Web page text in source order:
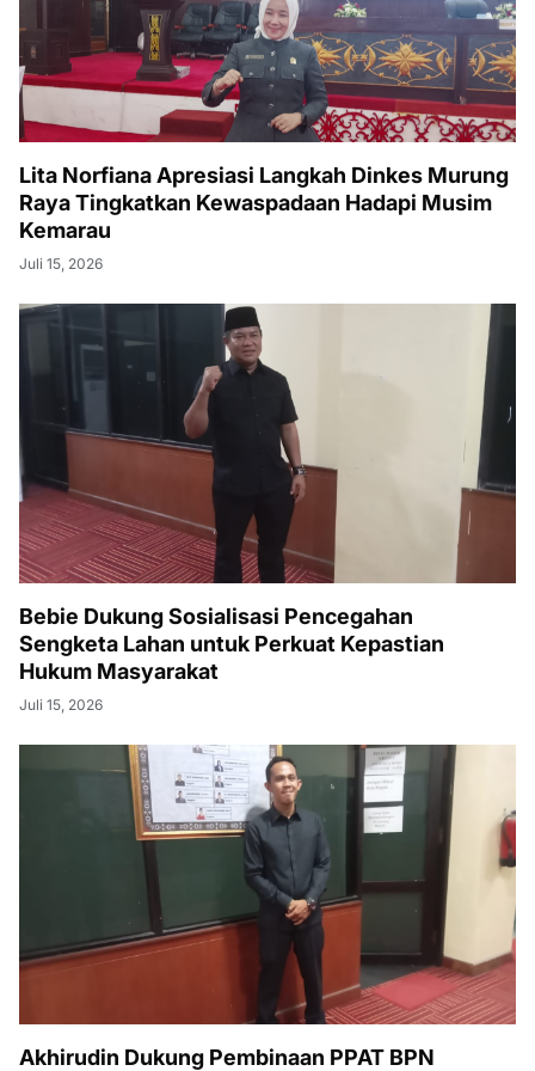
Lita Norfiana Apresiasi Langkah Dinkes Murung
Raya Tingkatkan Kewaspadaan Hadapi Musim
Kemarau
Juli 15, 2026
Bebie Dukung Sosialisasi Pencegahan
Sengketa Lahan untuk Perkuat Kepastian
Hukum Masyarakat
Juli 15, 2026
Akhirudin Dukung Pembinaan PPAT BPN